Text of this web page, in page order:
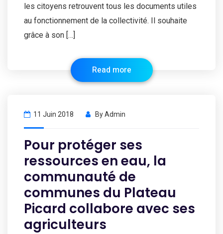
les citoyens retrouvent tous les documents utiles
au fonctionnement de la collectivité. Il souhaite
grâce à son […]
Read more
11 Juin 2018 ByAdmin
Pour protéger ses
ressources en eau, la
communauté de
communes du Plateau
Picard collabore avec ses
agriculteurs